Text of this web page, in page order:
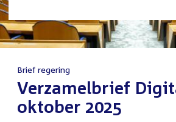
Brief regering
:Verzamelbrief
oktober 2025